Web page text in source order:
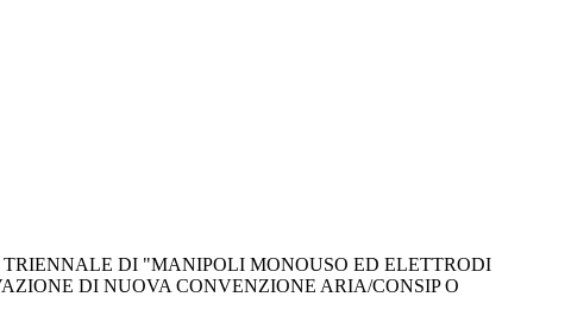
DI "MANIPOLI MONOUSO ED ELETTRODI
DI NUOVA CONVENZIONE ARIA/CONSIP O